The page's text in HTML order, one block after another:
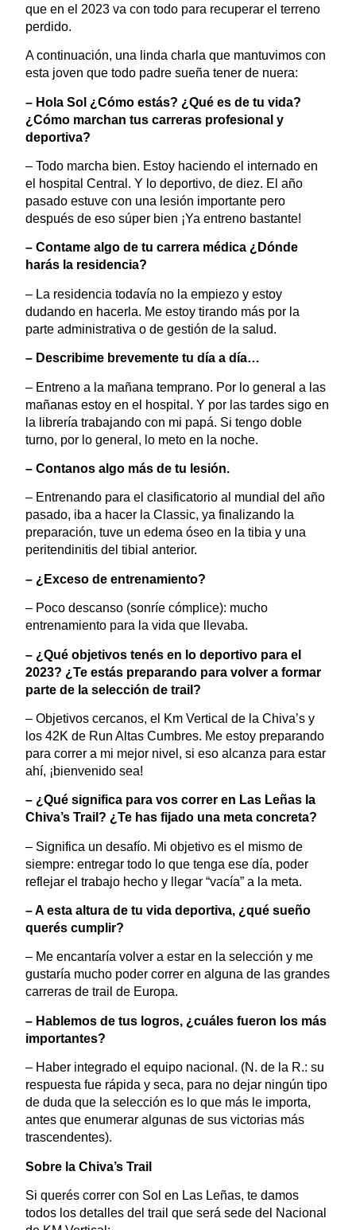
que en el 2023 va con todo para recuperar el terreno
perdido.
A continuación, una linda charla que mantuvimos con
esta joven que todo padre sueña tener de nuera:
– Hola Sol ¿Cómo estás? ¿Qué es de tu vida?
¿Cómo marchan tus carreras profesional y
deportiva?
– Todo marcha bien. Estoy haciendo el internado en
el hospital Central. Y lo deportivo, de diez. El año
pasado estuve con una lesión importante pero
después de eso súper bien ¡Ya entreno bastante!
– Contame algo de tu carrera médica ¿Dónde
harás la residencia?
– La residencia todavía no la empiezo y estoy
dudando en hacerla. Me estoy tirando más por la
parte administrativa o de gestión de la salud.
– Describime brevemente tu día a día…
– Entreno a la mañana temprano. Por lo general a las
mañanas estoy en el hospital. Y por las tardes sigo en
la librería trabajando con mi papá. Si tengo doble
turno, por lo general, lo meto en la noche.
– Contanos algo más de tu lesión.
– Entrenando para el clasificatorio al mundial del año
pasado, iba a hacer la Classic, ya finalizando la
preparación, tuve un edema óseo en la tibia y una
peritendinitis del tibial anterior.
– ¿Exceso de entrenamiento?
– Poco descanso (sonríe cómplice): mucho
entrenamiento para la vida que llevaba.
– ¿Qué objetivos tenés en lo deportivo para el
2023? ¿Te estás preparando para volver a formar
parte de la selección de trail?
– Objetivos cercanos, el Km Vertical de la Chiva’s y
los 42K de Run Altas Cumbres. Me estoy preparando
para correr a mi mejor nivel, si eso alcanza para estar
ahí, ¡bienvenido sea!
– ¿Qué significa para vos correr en Las Leñas la
Chiva’s Trail? ¿Te has fijado una meta concreta?
– Significa un desafío. Mi objetivo es el mismo de
siempre: entregar todo lo que tenga ese día, poder
reflejar el trabajo hecho y llegar “vacía” a la meta.
– A esta altura de tu vida deportiva, ¿qué sueño
querés cumplir?
– Me encantaría volver a estar en la selección y me
gustaría mucho poder correr en alguna de las grandes
carreras de trail de Europa.
– Hablemos de tus logros, ¿cuáles fueron los más
importantes?
– Haber integrado el equipo nacional. (N. de la R.: su
respuesta fue rápida y seca, para no dejar ningún tipo
de duda que la selección es lo que más le importa,
antes que enumerar algunas de sus victorias más
trascendentes).
Sobre la Chiva’s Trail
Si querés correr con Sol en Las Leñas, te damos
todos los detalles del trail que será sede del Nacional